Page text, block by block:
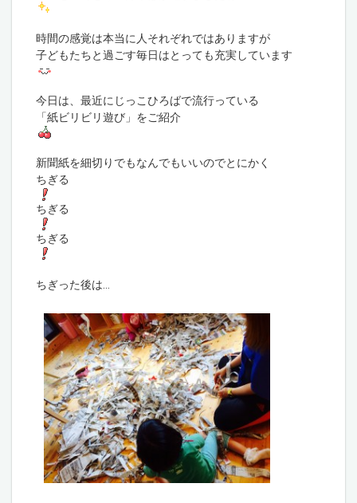
時間の感覚は本当に人それぞれではありますが
子どもたちと過ごす毎日はとっても充実しています
今日は、最近にじっこひろばで流行っている
「紙ビリビリ遊び」をご紹介
新聞紙を細切りでもなんでもいいのでとにかく
ちぎる
ちぎる
ちぎる
ちぎった後は…